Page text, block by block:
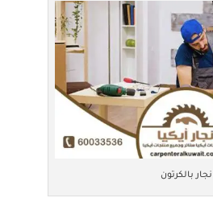
نجار بالكرتون